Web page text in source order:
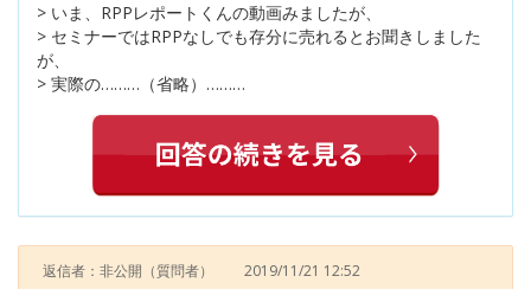
> いま、RPPレポートくんの動画みましたが、
> セミナーではRPPなしでも存分に売れるとお聞きしました
が、
> 実際の………（省略）………
返信者：非公開 （質問者） 2019/11/21 12:52